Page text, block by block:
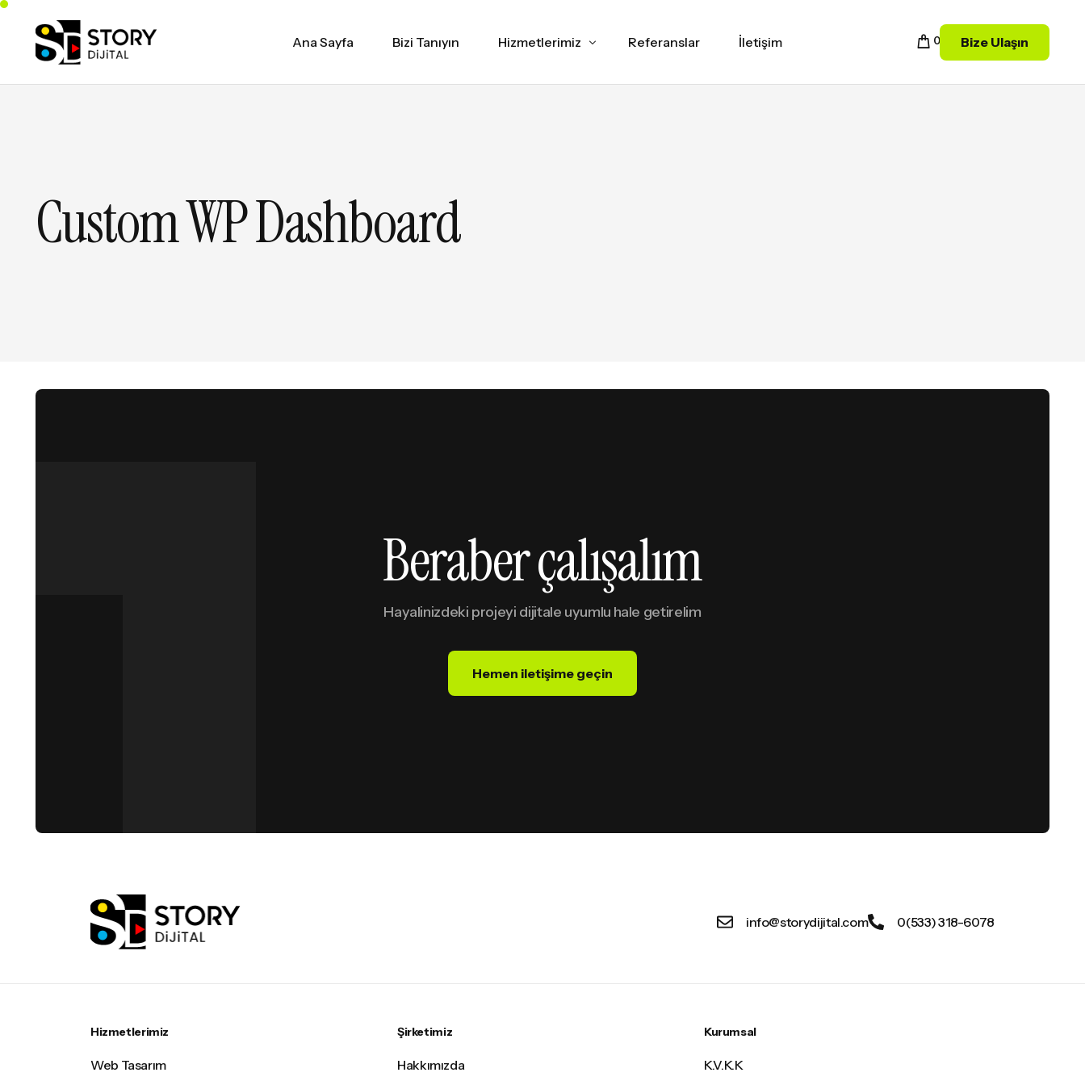
Ana Sayfa Bizi Tanıyın Hizmetlerimiz Referanslar İletişim 0 Bize Ulaşın
Custom WP Dashboard
Beraberçalışalım
Hayalinizdeki projeyi dijitale uyumlu hale getirelim
Hemen iletişime geçin
info@storydijital.com 0(533) 318-6078
Hizmetlerimiz
Web Tasarım
Şirketimiz
Hakkımızda
Kurumsal
K.V.K.K